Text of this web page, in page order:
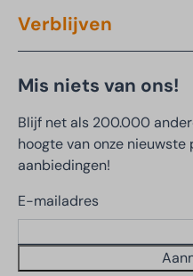
Verblijven
Mis niets van ons!
Blijf net als 200.000
hoogte van onze nieuwste
aanbiedingen!
E-mailadres